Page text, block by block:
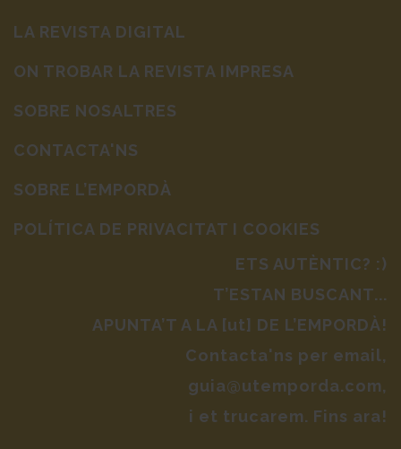
LA REVISTA DIGITAL
ON TROBAR LA REVISTA IMPRESA
SOBRE NOSALTRES
CONTACTA'NS
SOBRE L’EMPORDÀ
POLÍTICA DE PRIVACITAT I COOKIES
ETS AUTÈNTIC? :)
T’ESTAN BUSCANT...
APUNTA’T A LA [ut] DE L’EMPORDÀ!
Contacta'ns per email,
guia@utemporda.com,
i et trucarem. Fins ara!